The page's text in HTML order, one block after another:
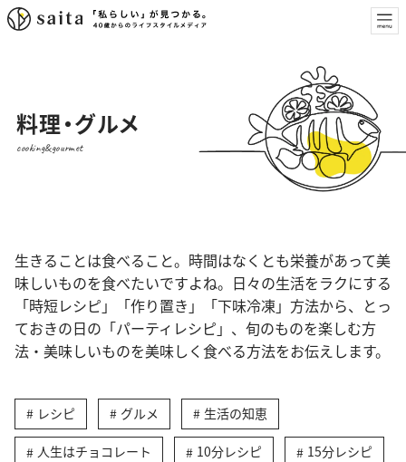
料理・グルメ
cooking&gourmet
生きることは食べること。時間はなくとも栄養があって美
味しいものを食べたいですよね。日々の生活をラクにする
「時短レシピ」「作り置き」「下味冷凍」方法から、とっ
ておきの日の「パーティレシピ」、旬のものを楽しむ方
法・美味しいものを美味しく食べる方法をお伝えします。
レシピ グルメ 生活の知恵
人生はチョコレート 10分レシピ 15分レシピ